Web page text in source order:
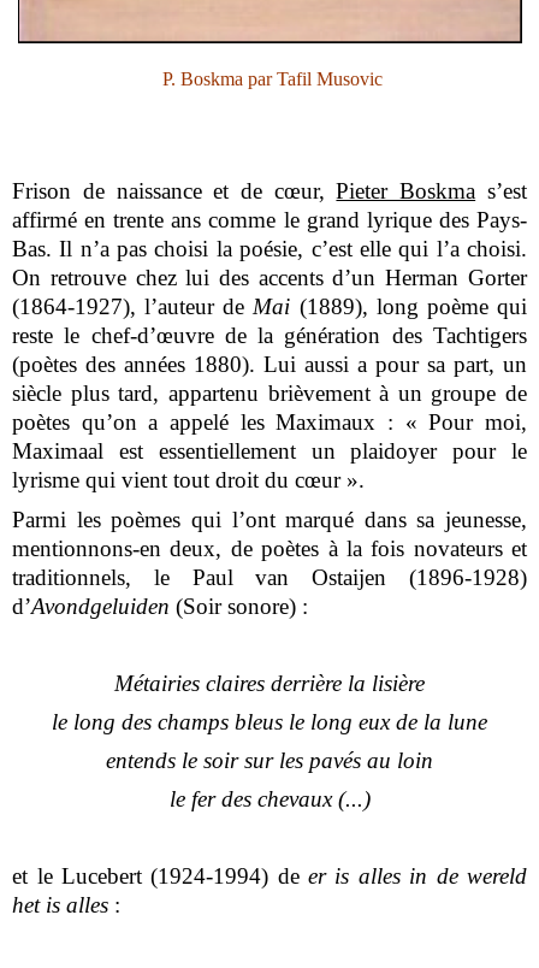
P. Boskma par Tafil Musovic
Frison de naissance et de cœur,Pieter Boskma s’est
affirmé en trente ans comme le grand lyrique des Pays-
Bas. Il n’a pas choisi la poésie, c’est elle qui l’a choisi.
On retrouve chez lui des accents d’un Herman Gorter
(1864-1927), l’auteur deMai (1889), long poème qui
reste le chef-d’œuvre de la génération des Tachtigers
(poètes des années 1880). Lui aussi a pour sa part, un
siècle plus tard, appartenu brièvement à un groupe de
poètes qu’on a appelé les Maximaux : « Pour moi,
Maximaal est essentiellement un plaidoyer pour le
lyrisme qui vient tout droit du cœur ».
Parmi les poèmes qui l’ont marqué dans sa jeunesse,
mentionnons-en deux, de poètes à la fois novateurs et
traditionnels, le Paul van Ostaijen (1896-1928)
d’Avondgeluiden (Soir sonore) :
Métairies claires derrière la lisière
le long des champs bleus le long eux de la lune
entends le soir sur les pavés au loin
le fer des chevaux (...)
et le Lucebert (1924-1994) de er is alles in de wereld
het is alles :